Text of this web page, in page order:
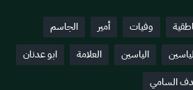
وفيات أمير
الجاسم
الياسين العلامة
ابو عدنان
السامي